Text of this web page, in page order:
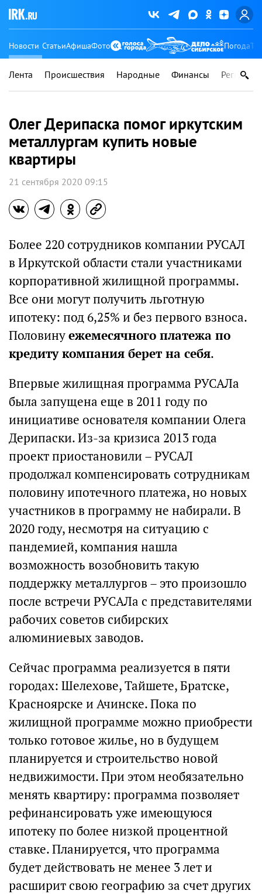
Новости СтатьиАфишаФото Погода
Лента Происшествия Народные Финансы Регионы
Олег Дерипаска помог иркутским
металлургам купить новые
квартиры
21 сентября 2020 09:15
Более 220 сотрудников компании РУСАЛ
в Иркутской области стали участниками
корпоративной жилищной программы.
Все они могут получить льготную
ипотеку: под 6,25% и без первого взноса.
Половинуежемесячного платежа по
кредиту компания берет на себя.
Впервые жилищная программа РУСАЛа
была запущена еще в 2011 году по
инициативе основателя компании Олега
Дерипаски. Из-за кризиса 2013 года
проект приостановили – РУСАЛ
продолжал компенсировать сотрудникам
половину ипотечного платежа, но новых
участников в программу не набирали. В
2020 году, несмотря на ситуацию с
пандемией, компания нашла
возможность возобновить такую
поддержку металлургов – это произошло
после встречи РУСАЛа с представителями
рабочих советов сибирских
алюминиевых заводов.
Сейчас программа реализуется в пяти
городах: Шелехове, Тайшете, Братске,
Красноярске и Ачинске. Пока по
жилищной программе можно приобрести
только готовое жилье, но в будущем
планируется и строительство новой
недвижимости.​ При этом необязательно
менять квартиру: программа позволяет
рефинансировать уже имеющуюся
ипотеку по более низкой процентной
ставке. Планируется, что программа
будет действовать не менее 3 лет и
расширит свою географию за счет других